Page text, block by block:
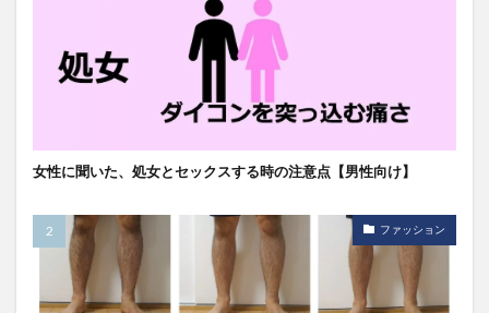
女性に聞いた、処女とセックスする時の注意点【男性向け】
ファッション